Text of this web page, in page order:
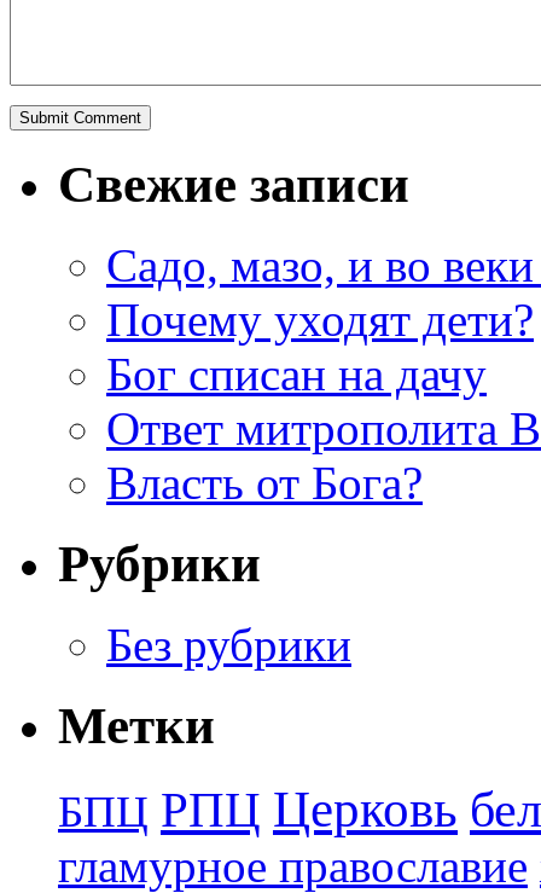
Свежие записи
Садо, мазо, и во веки
Почему уходят дети?
Бог списан на дачу
Ответ митрополита
Власть от Бога?
Рубрики
Без рубрики
Метки
БПЦ РПЦ Церковь
гламурное православие